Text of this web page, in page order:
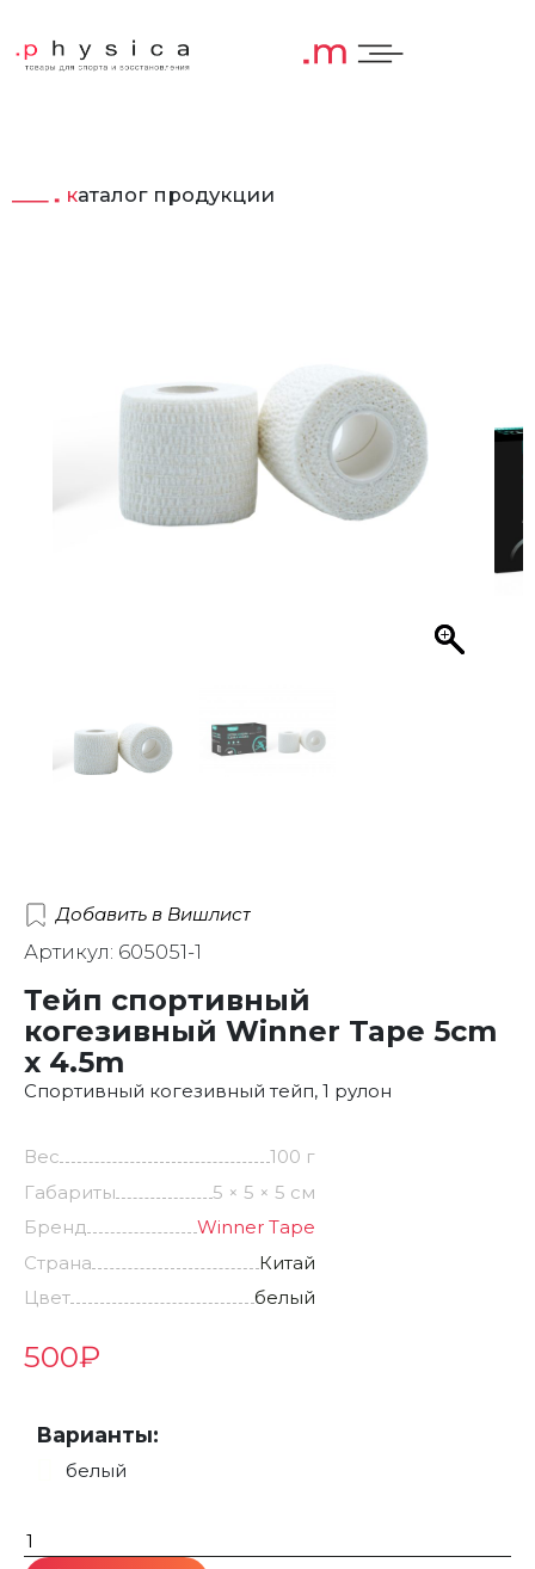
каталог продукции
Добавить в Вишлист
Артикул: 605051-1
Тейп спортивный
когезивный Winner Tape 5cm
x 4.5m
Спортивный когезивный тейп, 1 рулон
Вес
100 г
Габариты
5 × 5 × 5 см
Бренд
Winner Tape
Страна
Китай
Цвет
белый
500₽
Варианты:
белый